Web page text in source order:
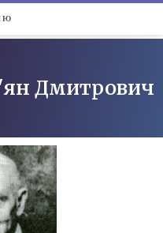
Дмитрович